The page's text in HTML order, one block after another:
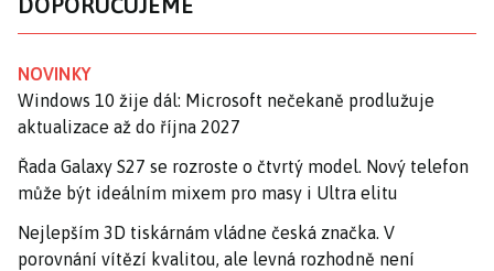
NOVINKY
Windows 10 žije dál: Microsoft nečekaně prodlužuje
aktualizace až do října 2027
Řada Galaxy S27 se rozroste o čtvrtý model. Nový telefon
může být ideálním mixem pro masy i Ultra elitu
Nejlepším 3D tiskárnám vládne česká značka. V
porovnání vítězí kvalitou, ale levná rozhodně není